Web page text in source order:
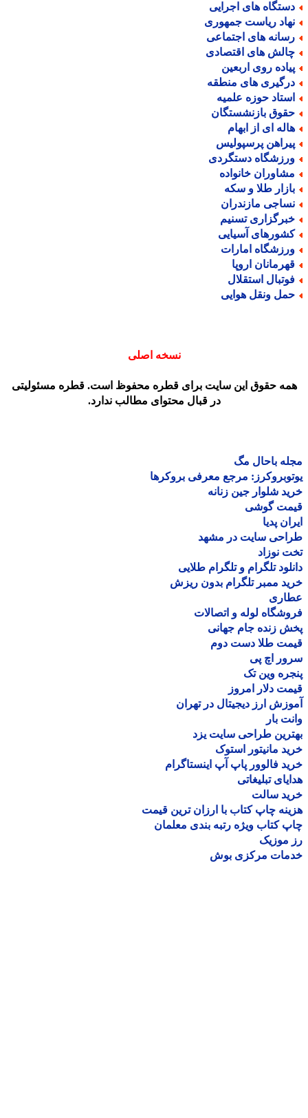
های اجرایی
ریاست جمهوری
های اجتماعی
های اقتصادی
روی اربعین
های منطقه
حوزه علمیه
بازنشستگان
ای از ابهام
پرسپولیس
دستگردی
خانواده
طلا و سکه
مازندران
تسنیم
آسیایی
امارات
اروپا
استقلال
ونقل هوایی
نسخه اصلی
حقوق این سایت برای قطره محفوظ است. قطره مسئولیتی
در قبال محتوای مطالب ندارد.
باحال مگ
مرجع معرفی بروکرها
شلوار جین زنانه
گوشی
پدیا
سایت در مشهد
نوزاد
تلگرام و تلگرام طلایی
ممبر تلگرام بدون ریزش
لوله و اتصالات
زنده جام جهانی
طلا دست دوم
اچ پی
وین تک
دلار امروز
ارز دیجیتال در تهران
بار
طراحی سایت یزد
مانیتور استوک
فالوور پاپ آپ اینستاگرام
تبلیغاتی
سالت
چاپ کتاب با ارزان ترین قیمت
کتاب ویژه رتبه بندی معلمان
موزیک
مرکزی بوش